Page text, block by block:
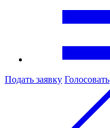
Подать заявку Голосовать